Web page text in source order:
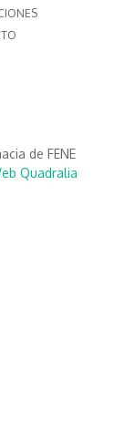
de FENE
Quadralia